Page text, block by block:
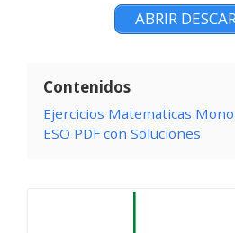
ABRIR
Contenidos
Ejercicios Matematicas
ESO PDF con Soluciones